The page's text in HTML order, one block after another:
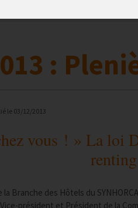
:
le03/12/2013
vous ! » La loi
Branche des Hôtels du
président et Président de la